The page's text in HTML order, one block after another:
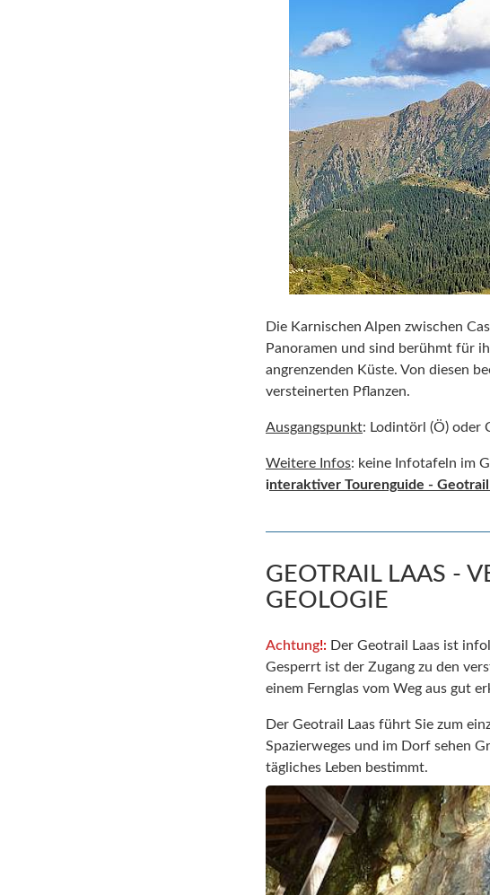
Die Karnischen Alpen zwischen
Panoramen und sind berühmt für
angrenzenden Küste. Von diesen
versteinerten Pflanzen.
Ausgangspunkt: Lodintörl (Ö) oder
Weitere Infos: keine Infotafeln im
interaktiver Tourenguide -
GEOTRAIL LAAS -
GEOLOGIE
Achtung!: Der Geotrail Laas ist
Gesperrt ist der Zugang zu den
einem Fernglas vom Weg aus gut
Der Geotrail Laas führt Sie zum
Spazierweges und im Dorf sehen
tägliches Leben bestimmt.